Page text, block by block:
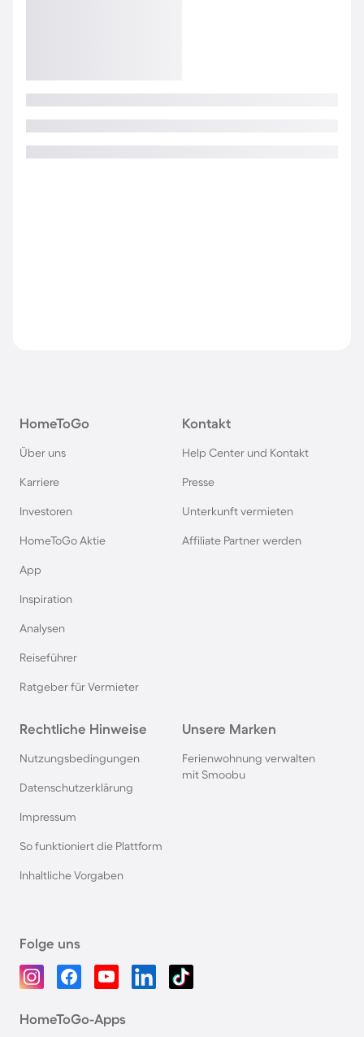
HomeToGo
Über uns
Karriere
Investoren
HomeToGo Aktie
App
Inspiration
Analysen
Reiseführer
Ratgeber für Vermieter
Kontakt
Help Center und Kontakt
Presse
Unterkunft vermieten
Affiliate Partner werden
Rechtliche Hinweise
Nutzungsbedingungen
Datenschutzerklärung
Impressum
So funktioniert die Plattform
Inhaltliche Vorgaben
Unsere Marken
Ferienwohnung verwalten
mit Smoobu
Folge uns
HomeToGo-Apps